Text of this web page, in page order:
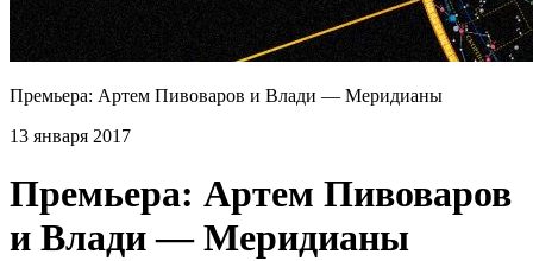
Премьера: Артем Пивоваров и Влади — Меридианы
13 января 2017
Премьера: Артем Пивоваров
и Влади — Меридианы